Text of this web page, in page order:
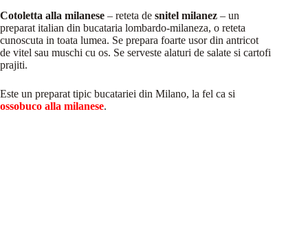
Cotoletta alla milanese – reteta de snitel milanez – un
preparat italian din bucataria lombardo-milaneza, o reteta
cunoscuta in toata lumea. Se prepara foarte usor din antricot
de vitel sau muschi cu os. Se serveste alaturi de salate si cartofi
prajiti.
Este un preparat tipic bucatariei din Milano, la fel ca si
ossobuco alla milanese.